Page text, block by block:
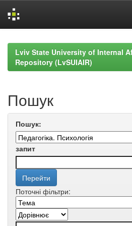
navigationLviv State University of Internal
Repository (LvSUIAIR)
Пошук
Пошук:
запит
Поточні фільтри: